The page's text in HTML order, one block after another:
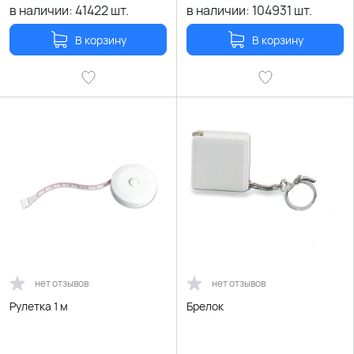
в наличии:41422шт.
В корзину
в наличии: 104931 шт.
В корзину
нет отзывов
Рулетка 1 м
нет отзывов
Брелок